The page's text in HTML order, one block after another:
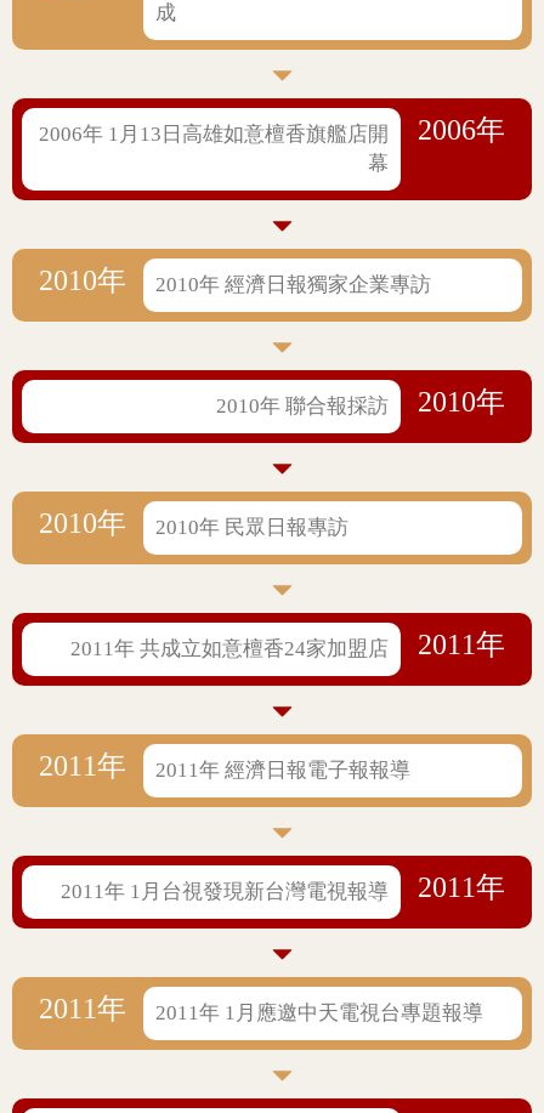
成
2006年
2006年 1月13日高雄如意檀香旗艦店開
幕
2010年 2010年 經濟日報獨家企業專訪
2010年
2010年 聯合報採訪
2010年 2010年 民眾日報專訪
2011年
2011年 共成立如意檀香24家加盟店
2011年 2011年 經濟日報電子報報導
2011年
2011年 1月台視發現新台灣電視報導
2011年 2011年 1月應邀中天電視台專題報導